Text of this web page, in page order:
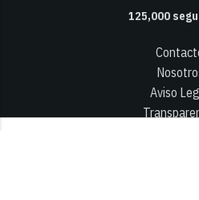
125,000
Aviso